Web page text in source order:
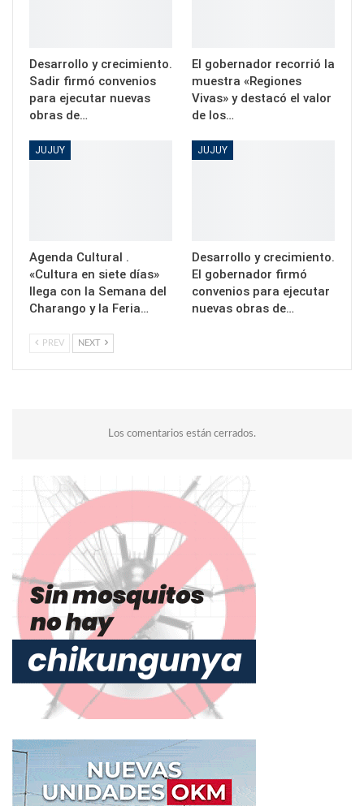
Desarrollo y crecimiento.
Sadir firmó convenios
para ejecutar nuevas
obras de…
El gobernador recorrió la
muestra «Regiones
Vivas» y destacó el valor
de los…
JUJUY
Agenda Cultural .
«Cultura en siete días»
llega con la Semana del
Charango y la Feria…
JUJUY
Desarrollo y crecimiento.
El gobernador firmó
convenios para ejecutar
nuevas obras de…
PREV NEXT
Los comentarios están cerrados.